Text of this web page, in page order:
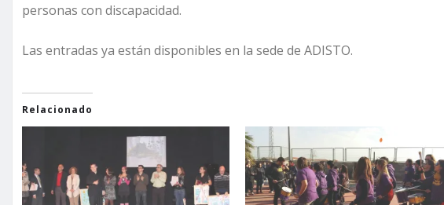
personas con discapacidad.
Las entradas ya están disponibles en la sede de ADISTO.
Relacionado